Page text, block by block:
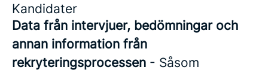
Kandidater
Data från intervjuer, bedömningar och
annan information från
rekryteringsprocessen - Såsom